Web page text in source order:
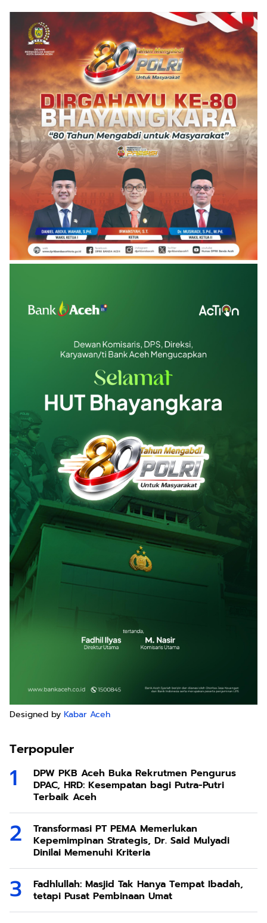
Designed by Kabar Aceh
Terpopuler
DPW PKB Aceh Buka Rekrutmen Pengurus
DPAC, HRD: Kesempatan bagi Putra-Putri
Terbaik Aceh
Transformasi PT PEMA Memerlukan
Kepemimpinan Strategis, Dr. Said Mulyadi
Dinilai Memenuhi Kriteria
Fadhlullah: Masjid Tak Hanya Tempat Ibadah,
tetapi Pusat Pembinaan Umat